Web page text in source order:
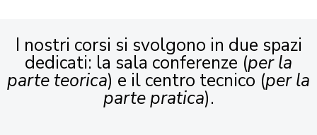
I nostri corsi si svolgono in due spazi
dedicati: la sala conferenze (per la
parte teorica) e il centro tecnico (per la
parte pratica).